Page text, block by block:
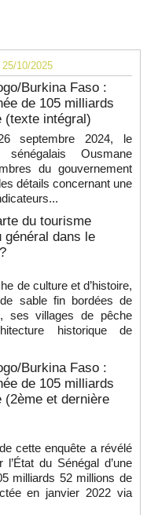
25/10/2025
Burkina Faso :
de 105 milliards
(texte intégral)
septembre 2024, le
Ousmane
du gouvernement
détails concernant une
du tourisme
général dans le
de culture et d’histoire,
sable fin bordées de
ses villages de pêche
historique de
Burkina Faso :
de 105 milliards
(2ème et dernière
cette enquête a révélé
du Sénégal d’une
milliards 52 millions de
en janvier 2022 via